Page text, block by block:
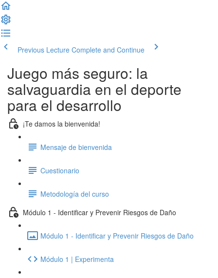
Previous Lecture Complete and Continue
Juego más seguro: la
salvaguardia en el deporte
para el desarrollo
¡Te damos la bienvenida!
Mensaje de bienvenida
Cuestionario
Metodología del curso
Módulo 1 - Identificar y Prevenir Riesgos de Daño
Módulo 1 - Identificar y Prevenir Riesgos de Daño
Módulo 1 | Experimenta